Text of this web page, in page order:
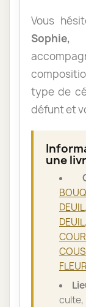
Vous
Sophie,
type de
défunt et
une
DEUIL
DEUIL,